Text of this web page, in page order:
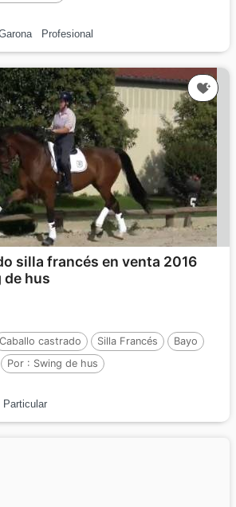
Profesional
silla francés en venta 2016
de hus
Caballo castrado Silla Francés
Bayo
Por : Swing de hus
Particular